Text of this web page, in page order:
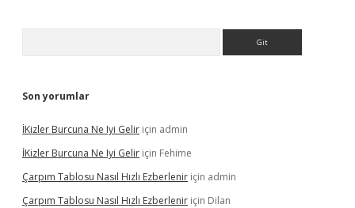
Son yorumlar
İKizler Burcuna Ne Iyi Gelir için admin
İKizler Burcuna Ne Iyi Gelir için Fehime
Çarpım Tablosu Nasıl Hızlı Ezberlenir için admin
Çarpım Tablosu Nasıl Hızlı Ezberlenir için Dilan